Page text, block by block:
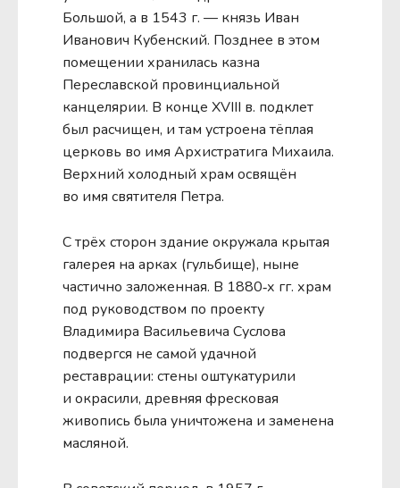
Большой, а в 1543 г. — князь Иван
Иванович Кубенский. Позднее в этом
помещении хранилась казна
Переславской провинциальной
канцелярии. В конце XVIII в. подклет
был расчищен, и там устроена тёплая
церковь во имя Архистратига Михаила.
Верхний холодный храм освящён
во имя святителя Петра.
С трёх сторон здание окружала крытая
галерея на арках (гульбище), ныне
частично заложенная. В 1880‑х гг. храм
под руководством по проекту
Владимира Васильевича Суслова
подвергся не самой удачной
реставрации: стены оштукатурили
и окрасили, древняя фресковая
живопись была уничтожена и заменена
масляной.